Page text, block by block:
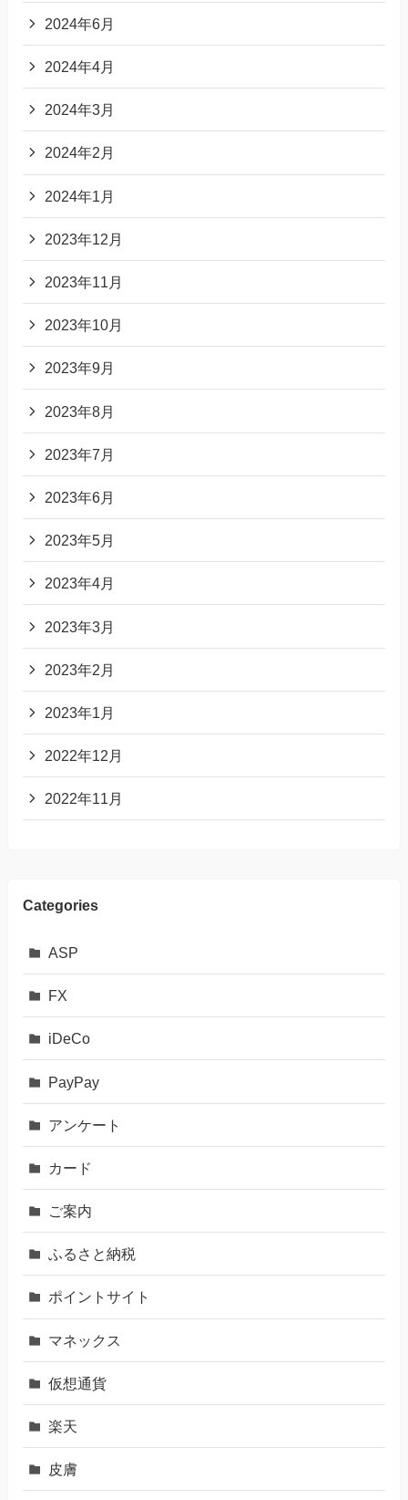
2024年6月
2024年4月
2024年3月
2024年2月
2024年1月
2023年12月
2023年11月
2023年10月
2023年9月
2023年8月
2023年7月
2023年6月
2023年5月
2023年4月
2023年3月
2023年2月
2023年1月
2022年12月
2022年11月
Categories
ASP
FX
iDeCo
PayPay
アンケート
カード
ご案内
ふるさと納税
ポイントサイト
マネックス
仮想通貨
楽天
皮膚